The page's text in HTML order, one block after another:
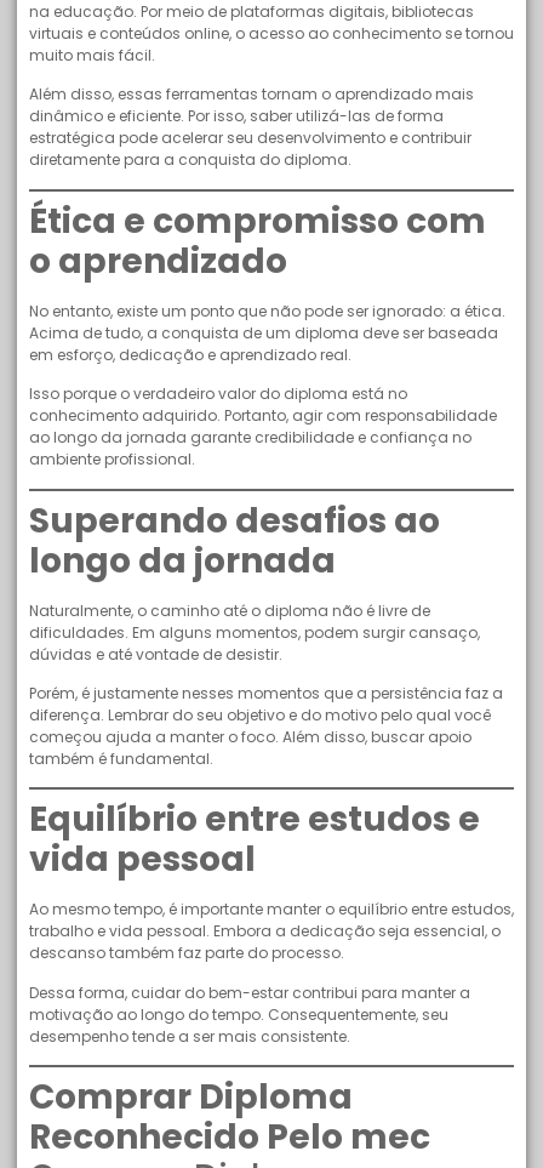
na educação. Por meio de plataformas digitais, bibliotecas
virtuais e conteúdos online, o acesso ao conhecimento se tornou
muito mais fácil.
Além disso, essas ferramentas tornam o aprendizado mais
dinâmico e eficiente. Por isso, saber utilizá-las de forma
estratégica pode acelerar seu desenvolvimento e contribuir
diretamente para a conquista do diploma.
Ética e compromisso com
o aprendizado
No entanto, existe um ponto que não pode ser ignorado: a ética.
Acima de tudo, a conquista de um diploma deve ser baseada
em esforço, dedicação e aprendizado real.
Isso porque o verdadeiro valor do diploma está no
conhecimento adquirido. Portanto, agir com responsabilidade
ao longo da jornada garante credibilidade e confiança no
ambiente profissional.
Superando desafios ao
longo da jornada
Naturalmente, o caminho até o diploma não é livre de
dificuldades. Em alguns momentos, podem surgir cansaço,
dúvidas e até vontade de desistir.
Porém, é justamente nesses momentos que a persistência faz a
diferença. Lembrar do seu objetivo e do motivo pelo qual você
começou ajuda a manter o foco. Além disso, buscar apoio
também é fundamental.
Equilíbrio entre estudos e
vida pessoal
Ao mesmo tempo, é importante manter o equilíbrio entre estudos,
trabalho e vida pessoal. Embora a dedicação seja essencial, o
descanso também faz parte do processo.
Dessa forma, cuidar do bem-estar contribui para manter a
motivação ao longo do tempo. Consequentemente, seu
desempenho tende a ser mais consistente.
Comprar Diploma
Reconhecido Pelo mec